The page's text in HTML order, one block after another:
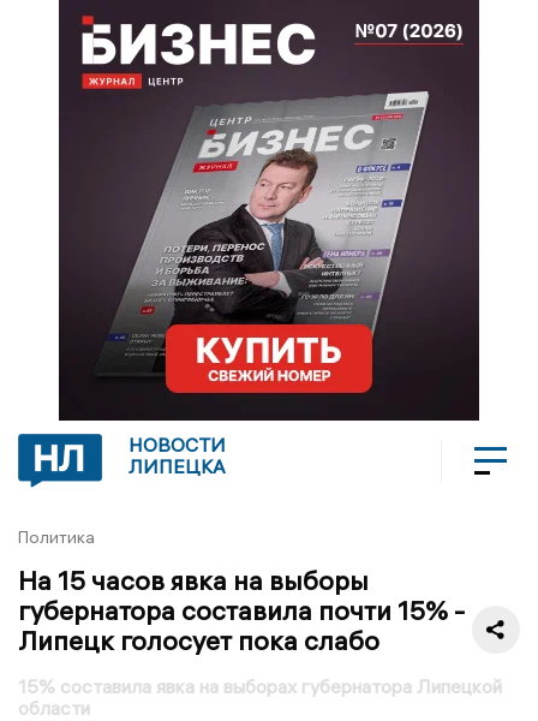
НОВОСТИ
ЛИПЕЦКА
Политика
На 15 часов явка на выборы
губернатора составила почти 15% -
Липецк голосует пока слабо
15% составила явка на выборах губернатора Липецкой
области